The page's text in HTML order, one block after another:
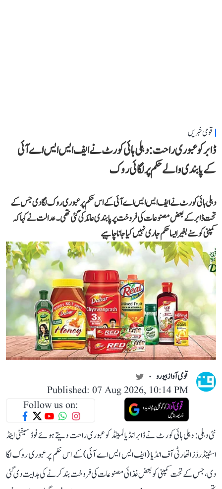
قومی خبریں
ڈابر کو عبوری راحت: دہلی ہائی کورٹ نے ایف ایس ایس اے آئی
کے پابندی والے حکم پر لگائی روک
دہلی ہائی کورٹ نے ایف ایس ایس اے آئی کے اس حکم پر عبوری روک لگا دی جس کے
تحت ڈابر کے بعض مصنوعات کی فروخت پر پابندی عائد کی گئی تھی۔ عدالت نے کہا کہ
کمپنی کو سنے بغیر ایسا حکم جاری نہیں کیا جانا چاہیے
قومی آواز بیورو
Published: 07 Aug 2026, 10:14 PM
Follow us on:
نئی دہلی: دہلی ہائی کورٹ نے ڈابر انڈیا لمیٹڈ کو عبوری راحت دیتے ہوئے فوڈ سیفٹی اینڈ
اسٹینڈرڈز اتھارٹی آف انڈیا (ایف ایس ایس اے آئی) کے اس حکم پر عبوری روک لگا
دی، جس کے تحت کمپنی کو بعض غذائی مصنوعات کی فروخت بند کرنے کی ہدایت دی گئی